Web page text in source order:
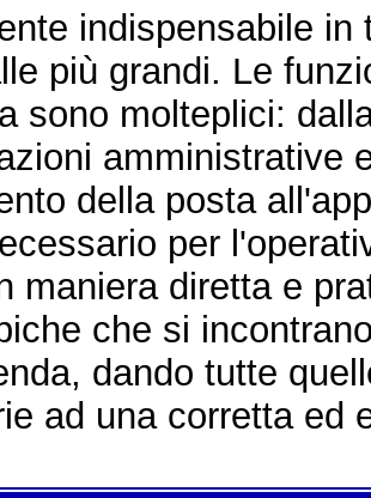
indispensabile
più grandi. Le
sono molteplici:
amministrative
della posta
per
maniera diretta e
che si
dando tutte
ad una corretta ed